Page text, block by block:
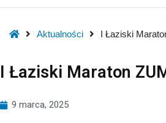
HomeAktualności I Łaziski
I Łaziski Maraton
9 marca, 2025